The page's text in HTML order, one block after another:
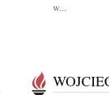
w...